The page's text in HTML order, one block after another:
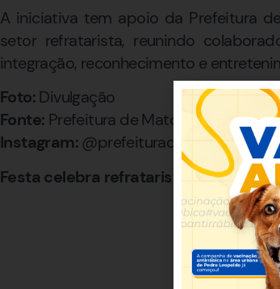
A iniciativa tem apoio da Prefeitura
setor refratarista, reunindo
integração, reconhecimento e
Foto: Divulgação
Fonte: Prefeitura de Matozinhos
Instagram: @prefeituradematozinhos
Festa celebra refrataristas